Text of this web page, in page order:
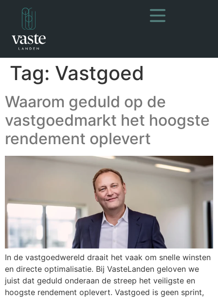
Tag: Vastgoed
Waarom geduld op de
vastgoedmarkt het hoogste
rendement oplevert
In de vastgoedwereld draait het vaak om snelle winsten
en directe optimalisatie. Bij VasteLanden geloven we
juist dat geduld onderaan de streep het veiligste en
hoogste rendement oplevert. Vastgoed is geen sprint,